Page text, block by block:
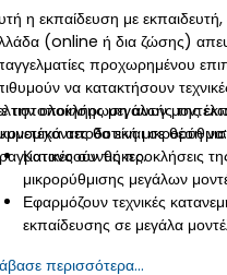
συστήματα ΤΝ παραγωγικού
η εκπαίδευση με
(online ή δια ζώσης)
προχωρημένου
να κατακτήσουν
μεγάλων
αποδοτική
συνθήκες.
την ολοκλήρωση αυτής της
θα είναι σε θέση να:
Κατανοούν τις προκλήσεις
μικρορύθμισης μεγάλων
Εφαρμόζουν τεχνικές
εκπαίδευσης σε μεγάλα
το κλάδεμα για αποδοτικότητα.
περισσότερα...